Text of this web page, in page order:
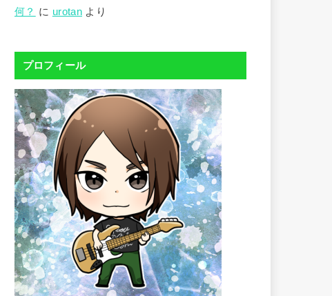
何？
に urotan より
プロフィール